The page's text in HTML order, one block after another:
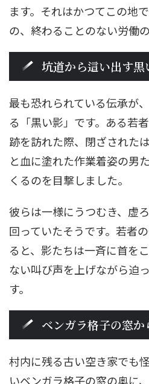
ます。それはかつてこの地
の、終わることのない労働
坑道から這い出す黒
最も恐れられている伝承が
る「黒い影」です。ある若
跡を訪れた際、閉ざされた
と血に塗れた作業着姿の男
くるのを目撃しました。
彼らは一様にうつむき、虚
回っていたそうです。若者
ると、影たちは一斉に首を
ない叫び声を上げながら迫
す。
ベンガラ格子の窓か
村内に残る古い空き家でも
いベンガラ格子の窓の奥に